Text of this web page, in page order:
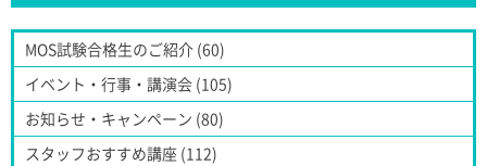
MOS試験合格生のご紹介 (60)
イベント・行事・講演会 (105)
お知らせ・キャンペーン (80)
スタッフおすすめ講座 (112)